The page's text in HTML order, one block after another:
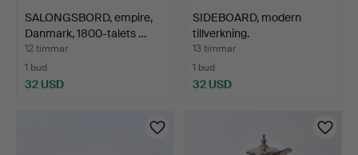
SALONGSBORD, empire,
Danmark, 1800-talets …
12 timmar
1 bud
32 USD
SIDEBOARD, modern
tillverkning.
13 timmar
1 bud
32 USD